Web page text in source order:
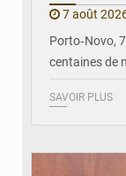
7 août
Porto‑Novo,
centaines de
SAVOIR PLUS